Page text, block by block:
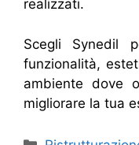
realizzati.
Scegli Synedil
funzionalità,
ambiente dove
migliorare la tua
Categorie